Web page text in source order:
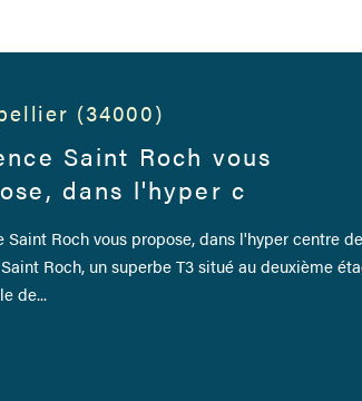
(34000)
Saint Roch vous
dans l'hyper c
Saint Roch vous propose, dans l'hyper centre
Roch, un superbe T3 situé au deuxième
de...